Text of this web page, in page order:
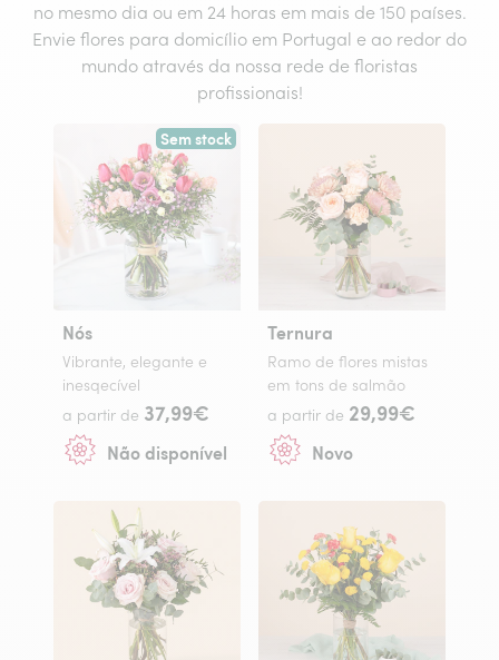
no mesmo dia ou em 24 horas em mais de 150 países.
Envie flores para domicílio em Portugal e ao redor do
mundo através da nossa rede de floristas
profissionais!
Sem stock
Nós
Vibrante, elegante e
inesqecível
a partir de 37,99€
Não disponível
Ternura
Ramo de flores mistas
em tons de salmão
a partir de 29,99€
Novo